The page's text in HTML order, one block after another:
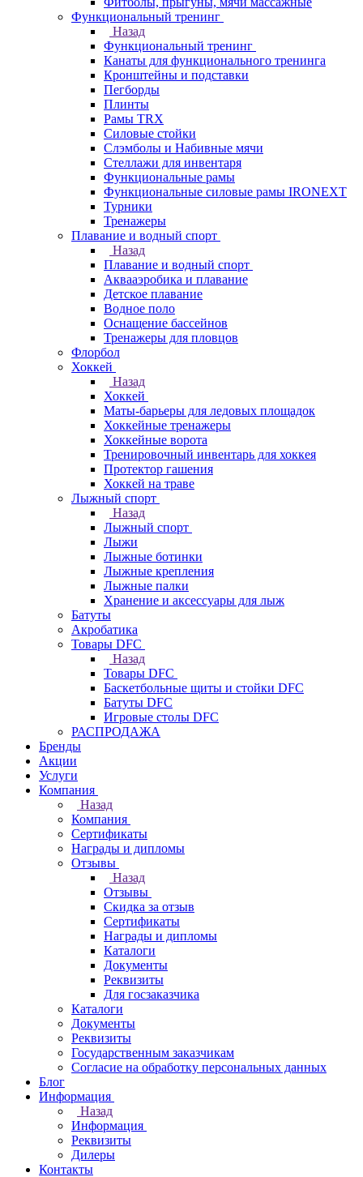
Функциональный тренинг
Назад
Функциональный тренинг
Канаты для функционального тренинга
Кронштейны и подставки
Пегборды
Плинты
Рамы TRX
Силовые стойки
Слэмболы и Набивные мячи
Стеллажи для инвентаря
Функциональные рамы
Функциональные силовые рамы IRONEXT
Турники
Тренажеры
Плавание и водный спорт
Назад
Плавание и водный спорт
Аквааэробика и плавание
Детское плавание
Водное поло
Оснащение бассейнов
Тренажеры для пловцов
Флорбол
Хоккей
Назад
Хоккей
Маты-барьеры для ледовых площадок
Хоккейные тренажеры
Хоккейные ворота
Тренировочный инвентарь для хоккея
Протектор гашения
Хоккей на траве
Лыжный спорт
Назад
Лыжный спорт
Лыжи
Лыжные ботинки
Лыжные крепления
Лыжные палки
Хранение и аксессуары для лыж
Батуты
Акробатика
Товары DFC
Назад
Товары DFC
Баскетбольные щиты и стойки DFC
Батуты DFC
Игровые столы DFC
РАСПРОДАЖА
Бренды
Акции
Услуги
Компания
Назад
Компания
Сертификаты
Награды и дипломы
Отзывы
Назад
Отзывы
Скидка за отзыв
Сертификаты
Награды и дипломы
Каталоги
Документы
Реквизиты
Для госзаказчика
Каталоги
Документы
Реквизиты
Государственным заказчикам
Согласие на обработку персональных данных
Блог
Информация
Назад
Информация
Реквизиты
Дилеры
Контакты